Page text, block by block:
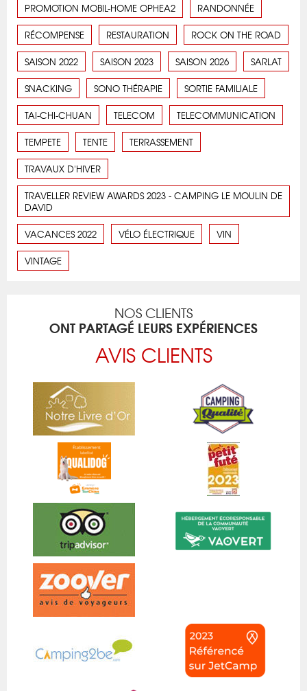
PROMOTION MOBIL-HOME OPHEA2 RANDONNÉE
RÉCOMPENSE RESTAURATION ROCK ON THE ROAD
SAISON 2022 SAISON 2023 SAISON 2026 SARLAT
SNACKING SONO THÉRAPIE SORTIE FAMILIALE
TAI-CHI-CHUAN TELECOM TELECOMMUNICATION
TEMPETE TENTE TERRASSEMENT
TRAVAUX D'HIVER
TRAVELLER REVIEW AWARDS 2023 - CAMPING LE MOULIN DE
DAVID
VACANCES 2022 VÉLO ÉLECTRIQUE VIN
VINTAGE
NOS CLIENTS
ONT PARTAGÉ LEURS EXPÉRIENCES
AVIS CLIENTS